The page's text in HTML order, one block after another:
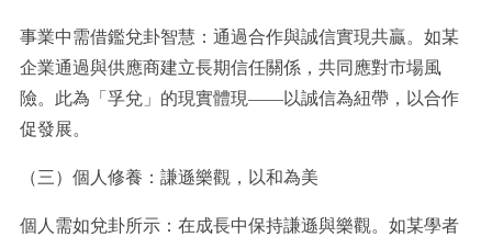
事業中需借鑑兌卦智慧：通過合作與誠信實現共贏。如某
企業通過與供應商建立長期信任關係，共同應對市場風
險。此為「孚兌」的現實體現——以誠信為紐帶，以合作
促發展。
（三）個人修養：謙遜樂觀，以和為美
個人需如兌卦所示：在成長中保持謙遜與樂觀。如某學者